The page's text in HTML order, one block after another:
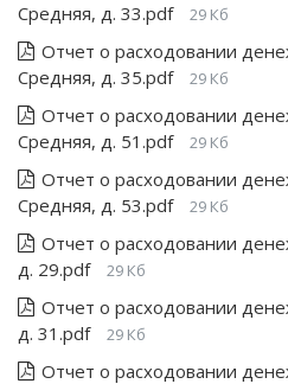
Средняя, д. 33.pdf
29 Кб
Отчет о расходовании
Средняя, д. 35.pdf
29 Кб
Отчет о расходовании
Средняя, д. 51.pdf
29 Кб
Отчет о расходовании
Средняя, д. 53.pdf
29 Кб
Отчет о расходовании
д. 29.pdf
29 Кб
Отчет о расходовании
д. 31.pdf
29 Кб
Отчет о расходовании